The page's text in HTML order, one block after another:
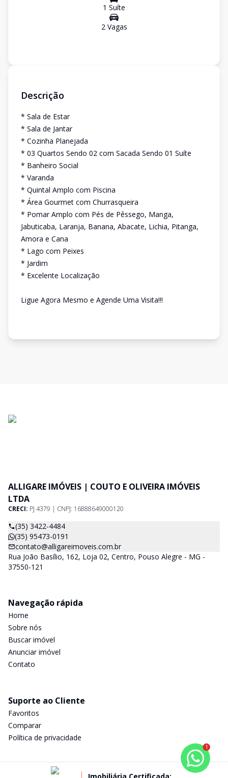
1 Suíte
2Vagas
Descrição
* Sala de Estar
* Sala de Jantar
* Cozinha Planejada
* 03 Quartos Sendo 02 com Sacada Sendo 01 Suíte
* Banheiro Social
* Varanda
* Quintal Amplo com Piscina
* Área Gourmet com Churrasqueira
* Pomar Amplo com Pés de Pêssego, Manga,
Jabuticaba, Laranja, Banana, Abacate, Lichia, Pitanga,
Amora e Cana
* Lago com Peixes
* Jardim
* Excelente Localização
Ligue Agora Mesmo e Agende Uma Visita!!!
ALLIGARE IMÓVEIS | COUTO E OLIVEIRA IMÓVEIS
LTDA
CRECI: PJ 4379 | CNPJ: 16888649000120
(35) 3422-4484
(35) 95473-0191
contato@alligareimoveis.com.br
Rua João Basílio, 162, Loja 02, Centro, Pouso Alegre - MG -
37550-121
Navegação rápida
Home
Sobre nós
Buscar imóvel
Anunciar imóvel
Contato
Suporte ao Cliente
Favoritos
Comparar
Política de privacidade
1